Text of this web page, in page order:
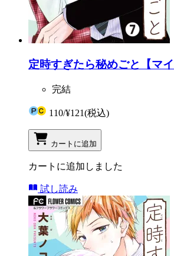
定時すぎたら秘めごと【マ
完結
110/¥121(税込)
カートに追加
カートに追加しました
試し読み